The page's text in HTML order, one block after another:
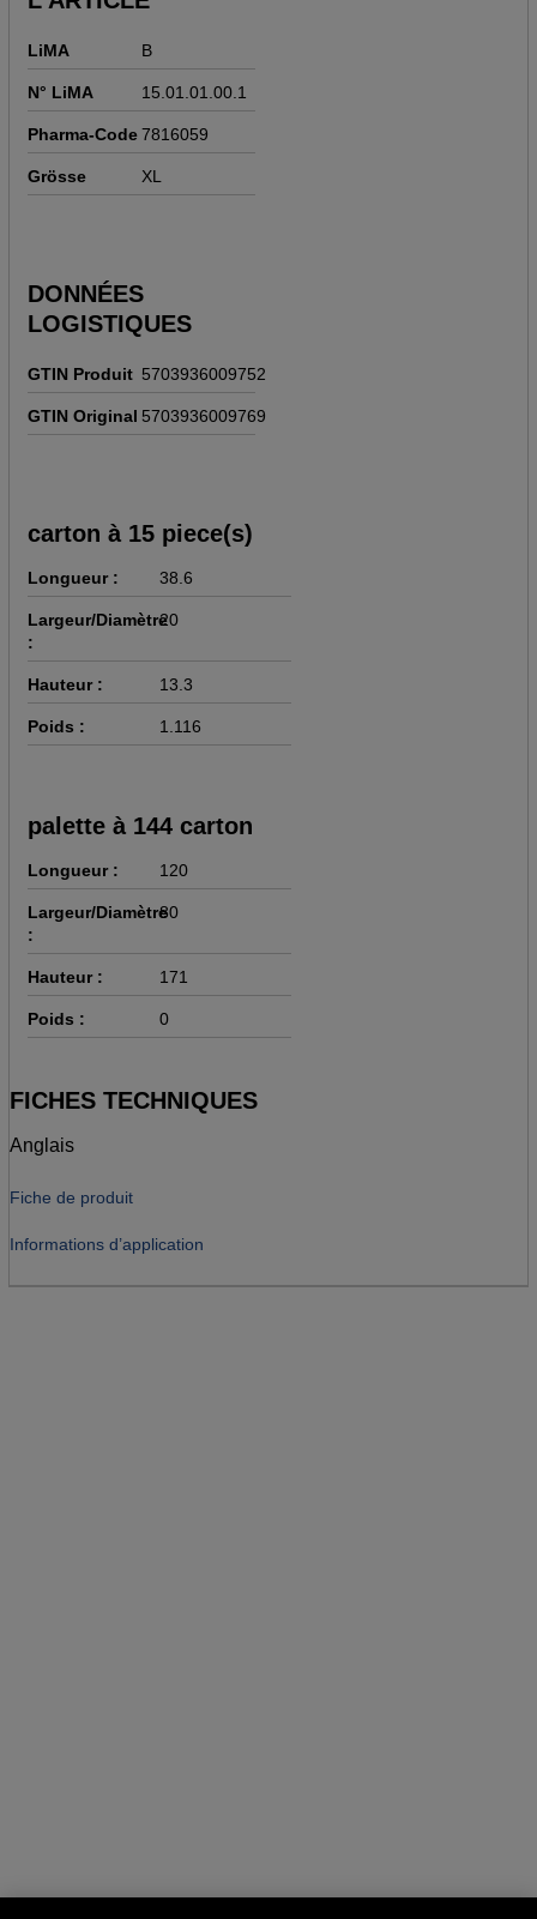
LiMA B
N° LiMA 15.01.01.00.1
Pharma-Code 7816059
Grösse XL
DONNÉES
LOGISTIQUES
GTIN Produit 5703936009752
GTIN Original 5703936009769
carton à 15 piece(s)
Longueur : 38.6
Largeur/Diamètre
:
20
Hauteur : 13.3
Poids : 1.116
palette à 144 carton
Longueur : 120
Largeur/Diamètre
:
80
Hauteur : 171
Poids : 0
FICHES TECHNIQUES
Anglais
Fiche de produit
Informations d’application